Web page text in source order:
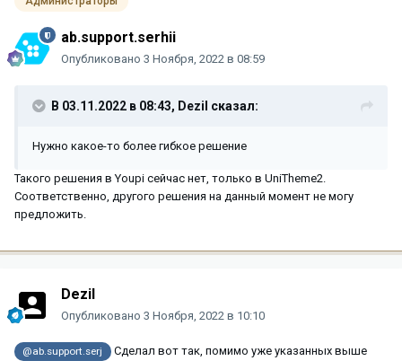
ab.support.serhii
Опубликовано 3 Ноября, 2022 в 08:59
В 03.11.2022 в 08:43, Dezil сказал:
Нужно какое-то более гибкое решение
Такого решения в Youpi сейчас нет, только в UniTheme2.
Соответственно, другого решения на данный момент не могу
предложить.
Dezil
Опубликовано 3 Ноября, 2022 в 10:10
@ab.support.serj
Сделал вот так, помимо уже указанных выше